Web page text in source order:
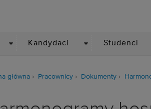
Kandydaci Studenci
główna Pracownicy Dokumenty